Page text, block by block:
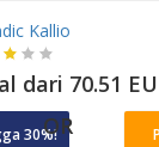
Kallio
dari 70.51
30%!OR